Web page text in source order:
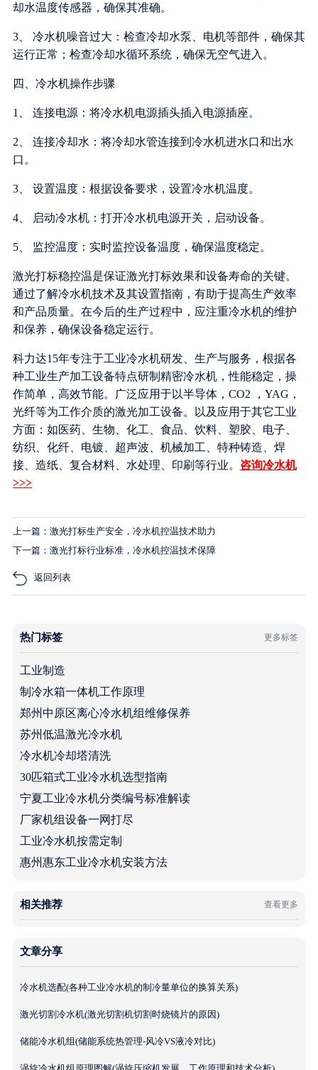
却水温度传感器，确保其准确。
3、 冷水机噪音过大：检查冷却水泵、电机等部件，确保其
运行正常；检查冷却水循环系统，确保无空气进入。
四、冷水机操作步骤
1、 连接电源：将冷水机电源插头插入电源插座。
2、 连接冷却水：将冷却水管连接到冷水机进水口和出水
口。
3、 设置温度：根据设备要求，设置冷水机温度。
4、 启动冷水机：打开冷水机电源开关，启动设备。
5、 监控温度：实时监控设备温度，确保温度稳定。
激光打标稳控温是保证激光打标效果和设备寿命的关键。
通过了解冷水机技术及其设置指南，有助于提高生产效率
和产品质量。在今后的生产过程中，应注重冷水机的维护
和保养，确保设备稳定运行。
科力达15年专注于工业冷水机研发、生产与服务，根据各
种工业生产加工设备特点研制精密冷水机，性能稳定，操
作简单，高效节能。广泛应用于以半导体，CO2 ，YAG，
光纤等为工作介质的激光加工设备。以及应用于其它工业
方面：如医药、生物、化工、食品、饮料、塑胶、电子、
纺织、化纤、电镀、超声波、机械加工、特种铸造、焊
接、造纸、复合材料、水处理、印刷等行业。 咨询冷水机
>>>
上一篇：激光打标生产安全，冷水机控温技术助力
下一篇：激光打标行业标准，冷水机控温技术保障
返回列表
热门标签 更多标签
工业制造
制冷水箱一体机工作原理
郑州中原区离心冷水机组维修保养
苏州低温激光冷水机
冷水机冷却塔清洗
30匹箱式工业冷水机选型指南
宁夏工业冷水机分类编号标准解读
厂家机组设备一网打尽
工业冷水机按需定制
惠州惠东工业冷水机安装方法
相关推荐 查看更多
文章分享
冷水机选配(各种工业冷水机的制冷量单位的换算关系)
激光切割冷水机(激光切割机切割时烧镜片的原因)
储能冷水机组(储能系统热管理-风冷VS液冷对比)